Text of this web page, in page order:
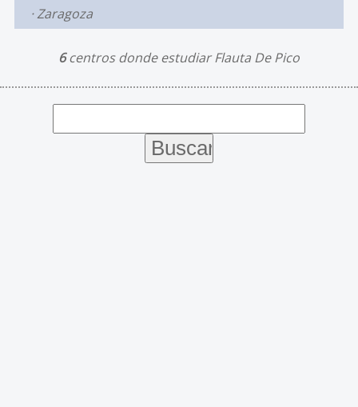
Zaragoza
6centros donde estudiar Flauta De Pico